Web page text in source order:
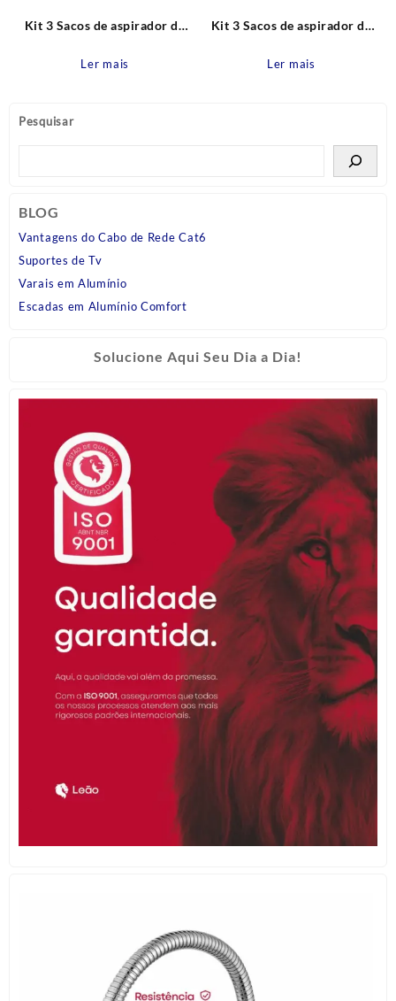
Pesquisar
BLOG
Vantagens do Cabo de Rede Cat6
Suportes de Tv
Varais em Alumínio
Escadas em Alumínio Comfort
Solucione Aqui Seu Dia a Dia!
Kit 3 Sacos de aspirador de
GT2000 Antigos Descartável
Ler mais
Kit 3 Sacos de aspirador de
Descartável Original
Ler mais